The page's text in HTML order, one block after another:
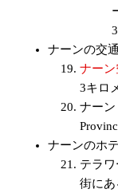
ナーンの交
ナーン
3キロ
ナーン
ナーンのホ
テラ
街に